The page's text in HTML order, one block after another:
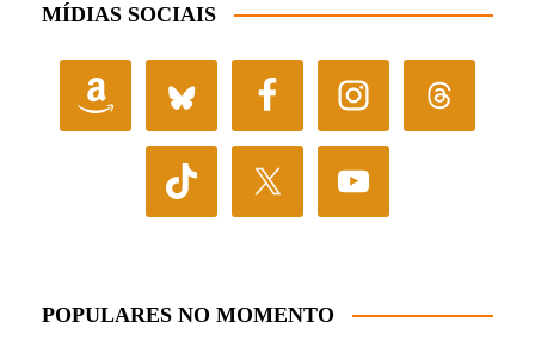
MÍDIAS SOCIAIS
POPULARES NO MOMENTO